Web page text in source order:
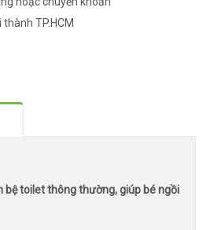
TP.HCM
bệ toilet thông thường, giúp bé ngồi